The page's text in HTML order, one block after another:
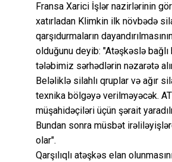
Fransa Xarici İşlər nazirlərinin
xatırladan Klimkin ilk növbədə
qarşıdurmaların
olduğunu deyib: "Atəşkəslə
tələbimiz sərhədlərin nəzarətə
Beləliklə silahlı qruplar və ağır
texnika bölgəyə verilməyəcək.
müşahidəçiləri üçün şərait
Bundan sonra müsbət
olar".
Qarşılıqlı atəşkəs elan